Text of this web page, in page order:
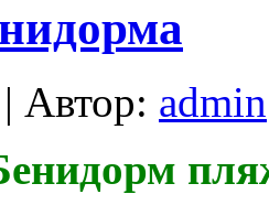
Автор: admin